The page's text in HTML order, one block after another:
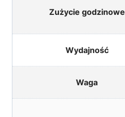
Zużycie godzinowe
Wydajność
Waga